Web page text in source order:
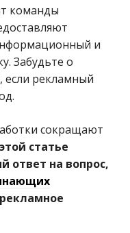
команды
и
Забудьте о
если рекламный
сокращают
статье
ответ на вопрос,